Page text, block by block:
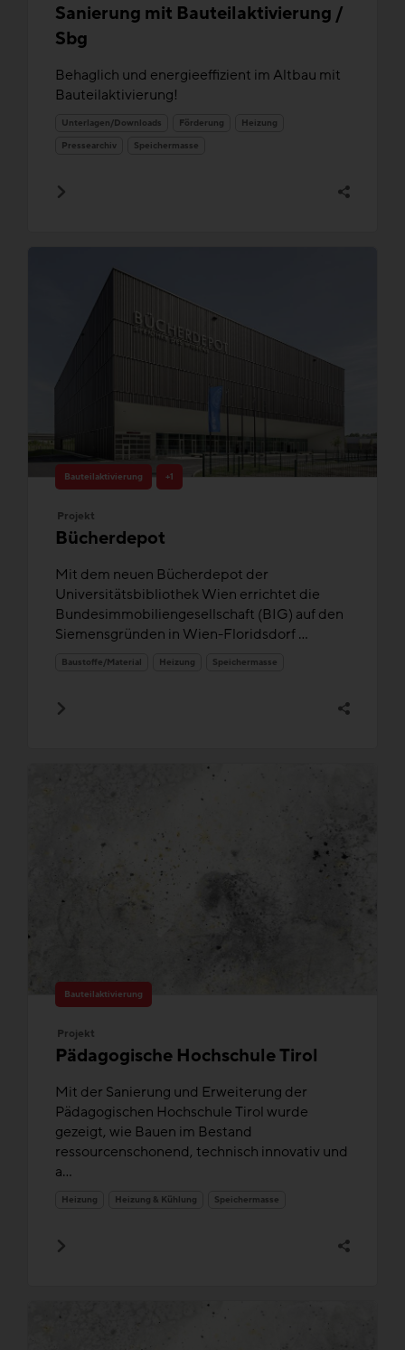
Sanierung mit Bauteilaktivierung /
Sbg
Behaglich und energieeffizient im Altbau mit
Bauteilaktivierung!
Unterlagen/Downloads Förderung
Heizung
Pressearchiv
Speichermasse
Bauteilaktivierung +1
Projekt
Bücherdepot
Mit dem neuen Bücherdepot der
Universitätsbibliothek Wien errichtet die
Bundesimmobiliengesellschaft (BIG) auf den
Siemensgründen in Wien-Floridsdorf ...
Baustoffe/Material Heizung Speichermasse
Bauteilaktivierung
Projekt
Pädagogische Hochschule Tirol
Mit der Sanierung und Erweiterung der
Pädagogischen Hochschule Tirol wurde
gezeigt, wie Bauen im Bestand
ressourcenschonend, technisch innovativ und
a...
Heizung Heizung & Kühlung Speichermasse